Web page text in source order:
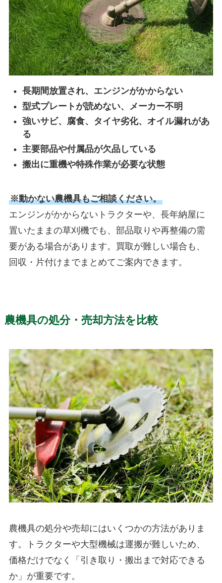
長期間放置され、エンジンがかからない
型式プレートが読めない、メーカー不明
強いサビ、腐食、タイヤ劣化、オイル漏れがあ
る
主要部品や付属品が欠品している
搬出に重機や特殊作業が必要な状態
※動かない農機具もご相談ください。
エンジンがかからないトラクターや、長年納屋に
置いたままの草刈機でも、部品取りや再整備の需
要がある場合があります。買取が難しい場合も、
回収・片付けまでまとめてご案内できます。
農機具の処分・売却方法を比較
農機具の処分や売却にはいくつかの方法がありま
す。トラクターや大型機械は運搬が難しいため、
価格だけでなく「引き取り・搬出まで対応できる
か」が重要です。